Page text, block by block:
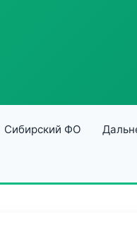
Сибирский ФО